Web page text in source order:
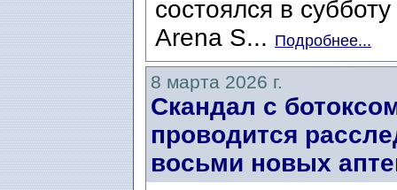
состоялся в
Arena S... Подробнее...
8 марта 2026 г.
Скандал с
проводится
восьми новых